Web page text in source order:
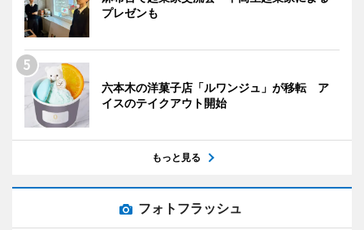
プレゼンも
六本木の洋菓子店「ルワンジュ」が移転 ア
イスのテイクアウト開始
もっと見る
フォトフラッシュ